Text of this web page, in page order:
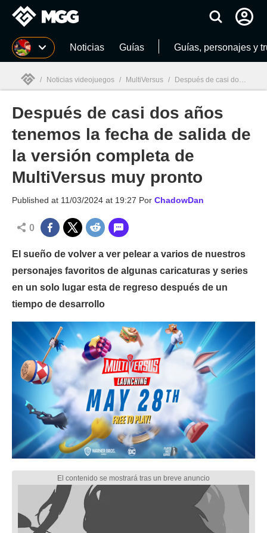
MGG Noticias Guías Guías, personajes y
MGG
/ Noticias videojuegos / MultiVersus / Después de casi dos años tenemos la fecha de salida de la versión completa de MultiVersus muy pronto
Después de casi dos años
tenemos la fecha de salida de
la versión completa de
MultiVersus muy pronto
Published at 11/03/2024 at 19:27 Por ChadowDan
0
El sueño de volver a ver pelear a varios de nuestros
personajes favoritos de algunas caricaturas y series
en un solo lugar esta de regreso después de un
tiempo de desarrollo